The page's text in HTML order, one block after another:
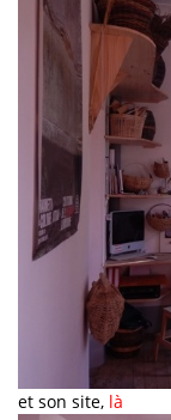
et son site, là